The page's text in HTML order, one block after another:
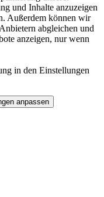
und Inhalte anzuzeigen
Außerdem können wir
abgleichen und
anzeigen, nur wenn
in den Einstellungen
anpassen